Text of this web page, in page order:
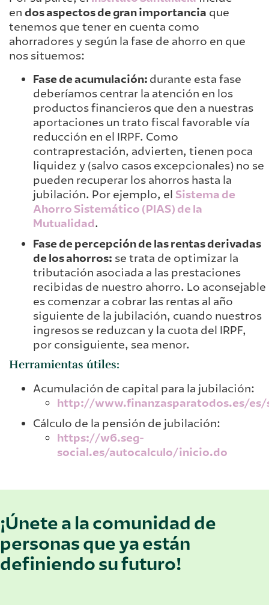
en dos aspectos de gran importancia que
tenemos que tener en cuenta como
ahorradores y según la fase de ahorro en que
nos situemos:
Fase de acumulación: durante esta fase
deberíamos centrar la atención en los
productos financieros que den a nuestras
aportaciones un trato fiscal favorable vía
reducción en el IRPF. Como
contraprestación, advierten, tienen poca
liquidez y (salvo casos excepcionales) no se
pueden recuperar los ahorros hasta la
jubilación. Por ejemplo, el Sistema de
Ahorro Sistemático (PIAS) de la
Mutualidad.
Fase de percepción de las rentas derivadas
de los ahorros: se trata de optimizar la
tributación asociada a las prestaciones
recibidas de nuestro ahorro. Lo aconsejable
es comenzar a cobrar las rentas al año
siguiente de la jubilación, cuando nuestros
ingresos se reduzcan y la cuota del IRPF,
por consiguiente, sea menor.
Herramientas útiles:
Acumulación de capital para la jubilación:
http://www.finanzasparatodos.es/
Cálculo de la pensión de jubilación:
https://w6.seg-
social.es/autocalculo/inicio.do
¡Únete a la comunidad de
personas que ya están
definiendo su futuro!